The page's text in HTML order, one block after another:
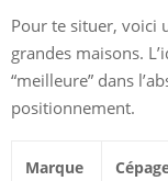
Pour te situer, voici
grandes maisons.
“meilleure” dans
positionnement.
Marque